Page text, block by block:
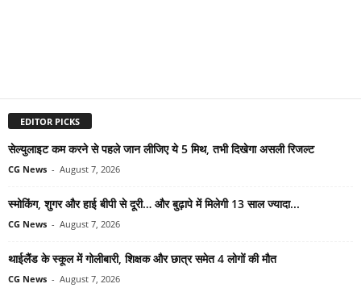
EDITOR PICKS
सेल्युलाइट कम करने से पहले जान लीजिए ये 5 मिथ, तभी दिखेगा असली रिजल्ट
CG News - August 7, 2026
स्मोकिंग, शुगर और हाई बीपी से दूरी… और बुढ़ापे में मिलेगी 13 साल ज्यादा...
CG News - August 7, 2026
थाईलैंड के स्कूल में गोलीबारी, शिक्षक और छात्र समेत 4 लोगों की मौत
CG News - August 7, 2026